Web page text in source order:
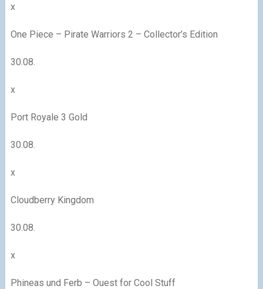
x
One Piece – Pirate Warriors 2 – Collector’s Edition
30.08.
x
Port Royale 3 Gold
30.08.
x
Cloudberry Kingdom
30.08.
x
Phineas und Ferb – Ouest for Cool Stuff